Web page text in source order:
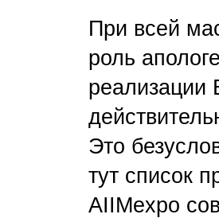
При всей
роль
реализации
Это
тут список
AIIMexpo